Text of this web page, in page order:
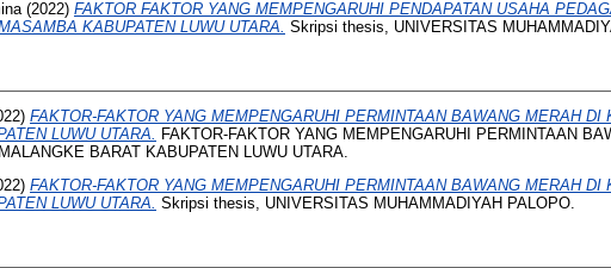
(2022) FAKTOR FAKTOR YANG MEMPENGARUHI PENDAPATAN USAHA
KABUPATEN LUWU UTARA. Skripsi thesis, UNIVERSITAS
FAKTOR-FAKTOR YANG MEMPENGARUHI PERMINTAAN BAWANG MERAH DI
LUWU UTARA. FAKTOR-FAKTOR YANG MEMPENGARUHI PERMINTAAN
BARAT KABUPATEN LUWU UTARA.
FAKTOR-FAKTOR YANG MEMPENGARUHI PERMINTAAN BAWANG MERAH DI
LUWU UTARA.
Skripsi thesis, UNIVERSITAS MUHAMMADIYAH PALOPO.